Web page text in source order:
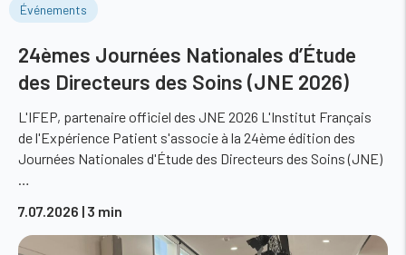
Événements
24èmes Journées Nationales d’Étude
des Directeurs des Soins (JNE 2026)
L'IFEP, partenaire officiel des JNE 2026 L'Institut Français
de l'Expérience Patient s'associe à la 24ème édition des
Journées Nationales d'Étude des Directeurs des Soins (JNE)
…
7.07.2026 | 3 min